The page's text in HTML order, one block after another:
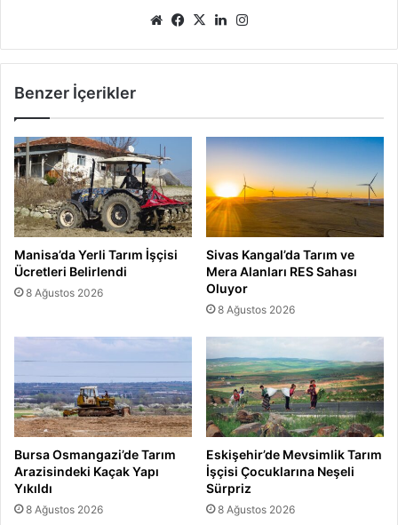
Web Facebook
X LinkedIn
Benzer İçerikler
Manisa’da Yerli Tarım İşçisi
Ücretleri Belirlendi
8 Ağustos 2026
Sivas Kangal’da Tarım ve
Mera Alanları RES Sahası
Oluyor
8 Ağustos 2026
Bursa Osmangazi’de Tarım
Arazisindeki Kaçak Yapı
Yıkıldı
8 Ağustos 2026
Eskişehir’de Mevsimlik Tarım
İşçisi Çocuklarına Neşeli
Sürpriz
8 Ağustos 2026